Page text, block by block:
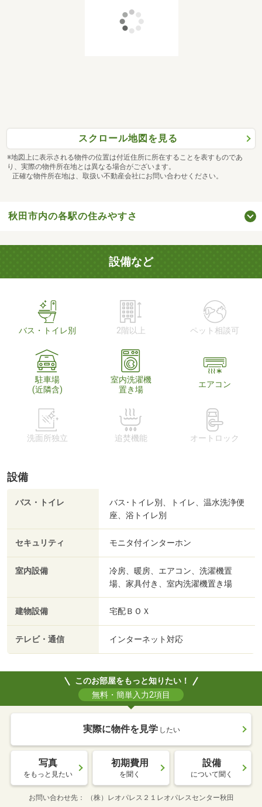
スクロール地図を見る
※地図上に表示される物件の位置は付近住所に所在することを表すものであ
り、実際の物件所在地とは異なる場合がございます。
正確な物件所在地は、取扱い不動産会社にお問い合わせください。
秋田市内の各駅の住みやすさ
設備など
バス・トイレ別 2階以上 ペット相談可
駐車場
(近隣含)
室内洗濯機
置き場
エアコン
洗面所独立 追焚機能 オートロック
設備
バス・トイレ
バス･トイレ別、トイレ、温水洗浄便
座、浴トイレ別
セキュリティ モニタ付インターホン
室内設備
冷房、暖房、エアコン、洗濯機置
場、家具付き、室内洗濯機置き場
建物設備 宅配ＢＯＸ
テレビ・通信 インターネット対応
このお部屋をもっと知りたい！
無料・簡単入力2項目
実際に物件を見学 したい
写真
をもっと見たい
初期費用
を聞く
設備
について聞く
お問い合わせ先 （株）レオパレス２１レオパレスセンター秋田